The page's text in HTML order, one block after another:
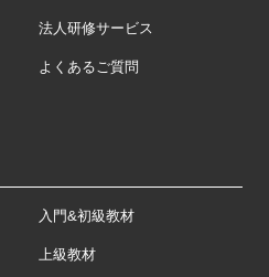
法人研修サービス
よくあるご質問
入門&初級教材
上級教材